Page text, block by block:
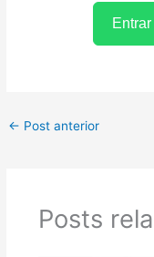
← Post anterior
Posts